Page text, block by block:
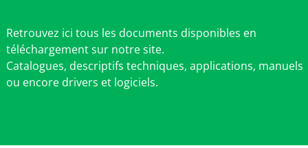
Retrouvez ici tous les documents disponibles en
téléchargement sur notre site.
Catalogues, descriptifs techniques, applications, manuels
ou encore drivers et logiciels.